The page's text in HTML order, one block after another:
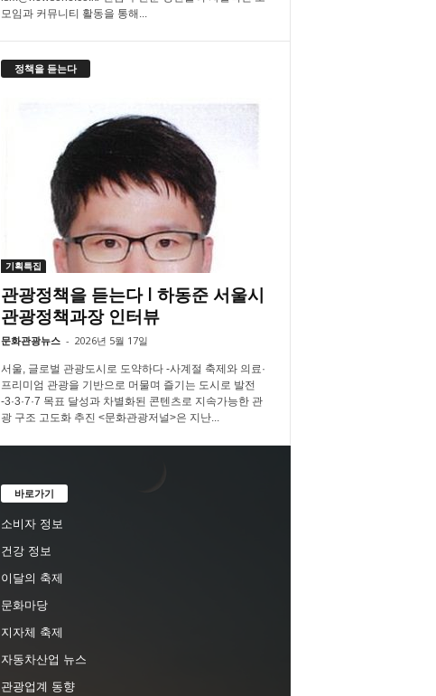
모임과 커뮤니티 활동을 통해...
정책을 듣는다
기획특집
관광정책을 듣는다 l 하동준 서울시
관광정책과장 인터뷰
문화관광뉴스 - 2026년 5월 17일
서울, 글로벌 관광도시로 도약하다 -사계절 축제와 의료·
프리미엄 관광을 기반으로 머물며 즐기는 도시로 발전
-3·3·7·7 목표 달성과 차별화된 콘텐츠로 지속가능한 관
광 구조 고도화 추진 <문화관광저널>은 지난...
바로가기
소비자 정보
건강 정보
이달의 축제
문화마당
지자체 축제
자동차산업 뉴스
관광업계 동향